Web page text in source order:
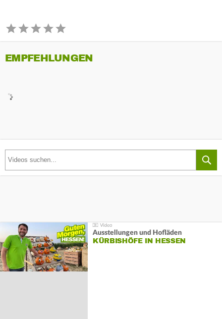
EMPFEHLUNGEN
Ausstellungen und Hofläden
KÜRBISHÖFE IN HESSEN